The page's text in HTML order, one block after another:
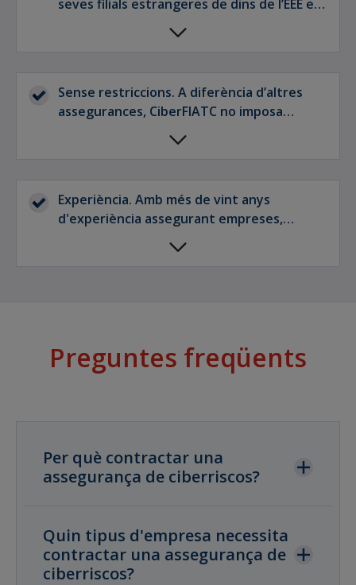
dintre del sistema informàtic de l'empresa.
seves filials estrangeres de dins de l’EEE en
la protecció de CiberFIATC.
Sense restriccions. A diferència d’altres
assegurances, CiberFIATC no imposa
restriccions a cap empresa pel fet que
operi en un determinat sector (tret
Experiència. Amb més de vint anys
d'experiència assegurant empreses,
CiberFIATC ha estat dissenyada a partir de
les necessitats de seguretat cibernètica
Preguntes freqüents
Per què contractar una
assegurança de ciberriscos?
Quin tipus d'empresa necessita
contractar una assegurança de
ciberriscos?